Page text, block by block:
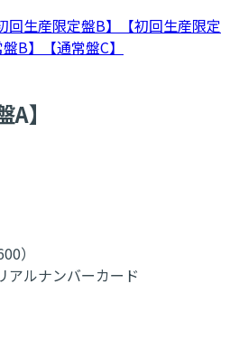
回生産限定盤B】
【初回生産限定
B】
【通常盤C】
】
）
アルナンバーカード